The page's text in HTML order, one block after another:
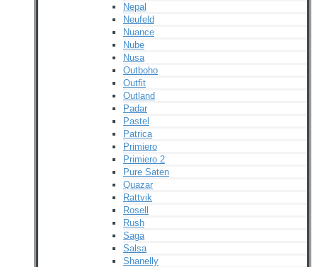
Nepal
Neufeld
Nuance
Nube
Nusa
Outboho
Outfit
Outland
Padar
Pastel
Patrica
Primiero
Primiero 2
Pure Saten
Quazar
Rattvik
Rosell
Rush
Saga
Salsa
Shanelly